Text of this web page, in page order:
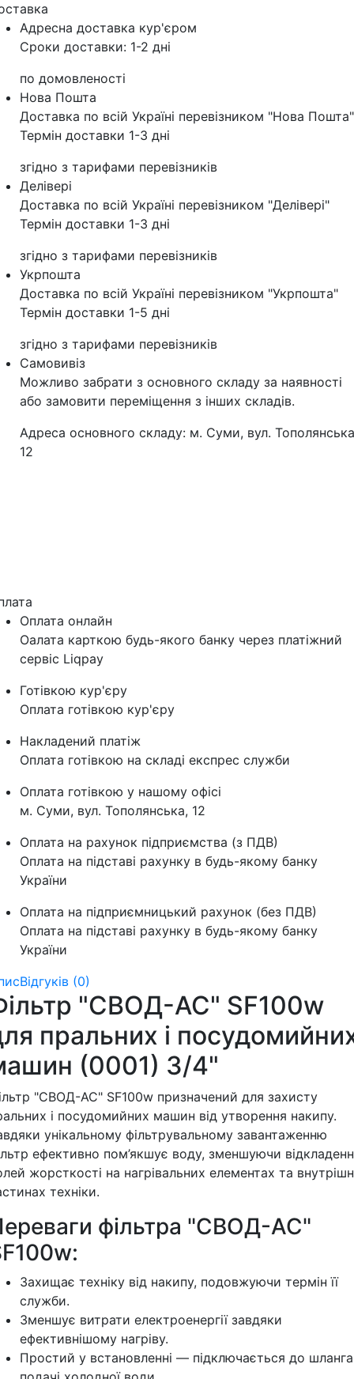
Адресна доставка кур'‎єром
Сроки доставки: 1-2 дні
по домовленості
Нова Пошта
Доставка по всій Україні перевізником "Нова Пошта"
Термін доставки 1-3 дні
згідно з тарифами перевізників
Делівері
Доставка по всій Україні перевізником "Делівері"
Термін доставки 1-3 дні
згідно з тарифами перевізників
Укрпошта
Доставка по всій Україні перевізником "Укрпошта"
Термін доставки 1-5 дні
згідно з тарифами перевізників
Самовивіз
Можливо забрати з основного складу за наявності
або замовити переміщення з інших складів.
Адреса основного складу: м. Суми, вул.
12
Оплата онлайн
Оалата карткою будь-якого банку через платіжний
сервіс Liqpay
Готівкою кур'єру
Оплата готівкою кур'єру
Накладений платіж
Оплата готівкою на складі експрес служби
Оплата готівкою у нашому офісі
м. Суми, вул. Тополянська, 12
Оплата на рахунок підприємства (з ПДВ)
Оплата на підставі рахунку в будь-якому банку
України
Оплата на підприємницький рахунок (без ПДВ)
Оплата на підставі рахунку в будь-якому банку
України
Відгуків (0)
"СВОД-АС" SF100w
пральних і
(0001) 3/4"
"СВОД-АС" SF100w призначений для захисту
і посудомийних машин від утворення накипу.
унікальному фільтрувальному завантаженню
ефективно пом’якшує воду, зменшуючи
жорсткості на нагрівальних елементах та
техніки.
фільтра "СВОД-АС"
Захищає техніку від накипу, подовжуючи термін її
служби.
Зменшує витрати електроенергії завдяки
ефективнішому нагріву.
Простий у встановленні — підключається до шланга